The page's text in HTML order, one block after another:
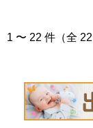
1 〜 22 件（全 22